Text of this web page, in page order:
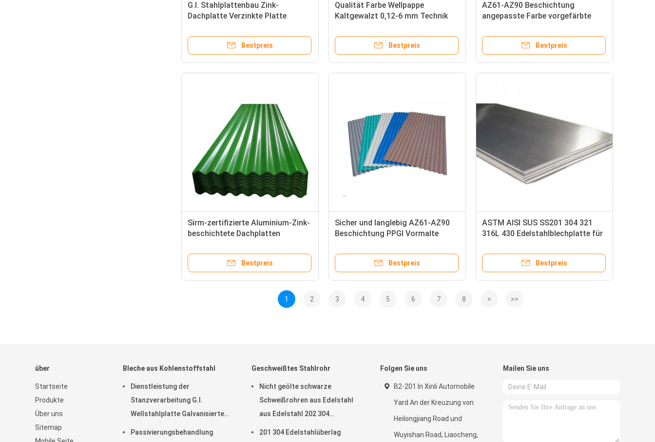
G.I. Stahlplattenbau Zink-
Dachplatte Verzinkte Platte
Bestpreis
Qualität Farbe Wellpappe
Kaltgewalzt 0,12-6 mm Technik
275 g/m2
Bestpreis
AZ61-AZ90 Beschichtung
angepasste Farbe vorgefärbte
Spirale Dachplatten
Bestpreis
Sirm-zertifizierte Aluminium-Zink-
beschichtete Dachplatten
Bestpreis
Sicher und langlebig AZ61-AZ90
Beschichtung PPGI Vormalte
901-1000mm Breite Zinkdach
Bestpreis
ASTM AISI SUS SS201 304 321
316L 430 Edelstahlblechplatte für
Oberflächenveredelung
Bestpreis
1 2 3 4 5 6 7 8 > >>
über
Startseite
Produkte
Über uns
Sitemap
Bleche aus Kohlenstoffstahl
Dienstleistung der
Stanzverarbeitung G.I.
Wellstahlplatte Galvanisierte
Passivierungsbehandlung
Geschweißtes Stahlrohr
Nicht geölte schwarze
Schweißrohren aus Edelstahl
aus Edelstahl 202 304
201 304 Edelstahlüberlag
Folgen Sie uns
B2-201 In Xinli Automobile
Yard An der Kreuzung von
Heilongjiang Road und
Wuyishan Road, Liaocheng,
Mailen Sie uns